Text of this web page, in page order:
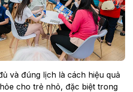
và đúng lịch là cách hiệu quả
cho trẻ nhỏ, đặc biệt trong